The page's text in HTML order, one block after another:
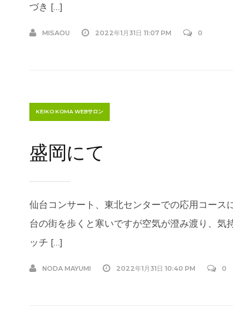
づき […]
MISAOU 2022年1月31日 11:07 PM 0
KEIKO KOMA WEBサロン
盛岡にて
仙台コンサート、東北センターでの応用コース
台の街を歩くと寒いですが空気が澄み渡り、
ッチ […]
NODA MAYUMI 2022年1月31日 10:40 PM 0